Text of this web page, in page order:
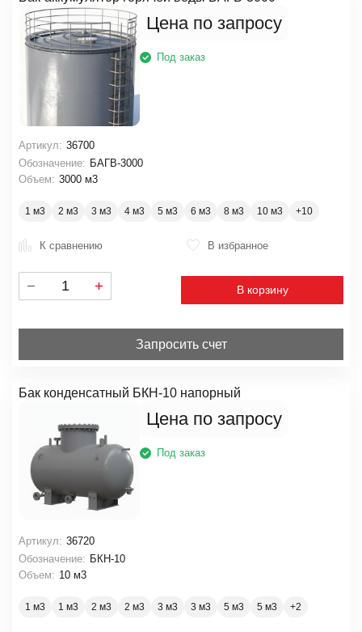
Цена по запросу
Под заказ
Артикул: 36700
Обозначение: БАГВ-3000
Объем: 3000 м3
1 м3 2 м3 3 м3 4 м3 5 м3 6 м3 8 м3 10 м3
К сравнению В избранное
В корзину
Запросить счет
Бак конденсатный БКН-10 напорный
Цена по запросу
Под заказ
Артикул: 36720
Обозначение: БКН-10
Объем: 10 м3
1 м3 1 м3 2 м3 2 м3 3 м3 3 м3 5 м3 5 м3